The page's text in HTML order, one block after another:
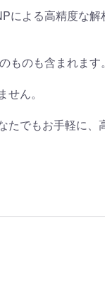
よる高精度な解
ものも含まれま
ん。
でもお手軽に、